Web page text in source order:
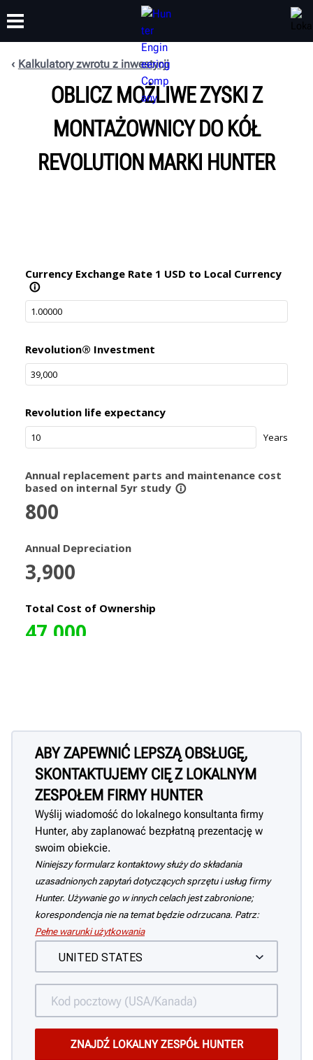
PRODUKTY WSPARCIE
SZKOLENIA
O NAS
Kalkulatory zwrotu z inwestycji
OBLICZ MOŻLIWE ZYSKI Z
MONTAŻOWNICY DO KÓŁ
REVOLUTION MARKI HUNTER
ABY ZAPEWNIĆ LEPSZĄ OBSŁUGĘ,
SKONTAKTUJEMY CIĘ Z LOKALNYM
ZESPOŁEM FIRMY HUNTER
Wyślij wiadomość do lokalnego konsultanta firmy
Hunter, aby zaplanować bezpłatną prezentację w
swoim obiekcie.
Niniejszy formularz kontaktowy służy do składania
uzasadnionych zapytań dotyczących sprzętu i usług firmy
Hunter. Używanie go w innych celach jest zabronione;
korespondencja nie na temat będzie odrzucana. Patrz:
Pełne warunki użytkowania